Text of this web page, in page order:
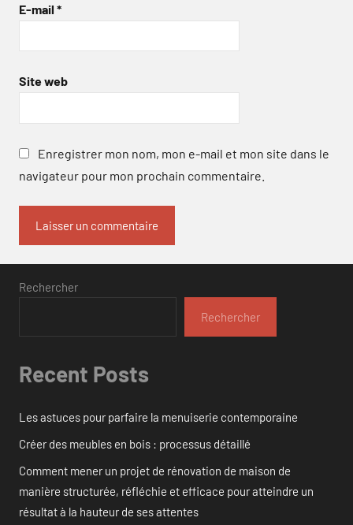
E-mail *
Site web
Enregistrer mon nom, mon e-mail et mon site dans le
navigateur pour mon prochain commentaire.
Rechercher
Rechercher
Recent Posts
Les astuces pour parfaire la menuiserie contemporaine
Créer des meubles en bois : processus détaillé
Comment mener un projet de rénovation de maison de
manière structurée, réfléchie et efficace pour atteindre un
résultat à la hauteur de ses attentes